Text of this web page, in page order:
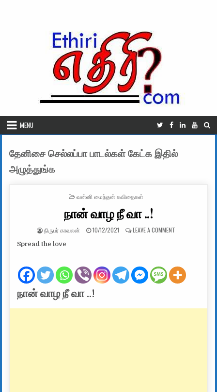
MENU
தேனிசை செல்லப்பா பாடல்கள் கேட்க இதில்
அழுத்துங்க
POSTED IN
வன்னி மைந்தன் கவிதைகள்
நான் வாழ நீ வா ..!
AUTHOR:
நிருபர் காவலன் PUBLISHED DATE:
10/12/2021 LEAVE A COMMENT
Spread the love
நான் வாழ நீ வா ..!